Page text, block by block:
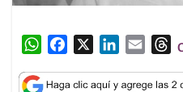
W
a
c
n
a
T
r